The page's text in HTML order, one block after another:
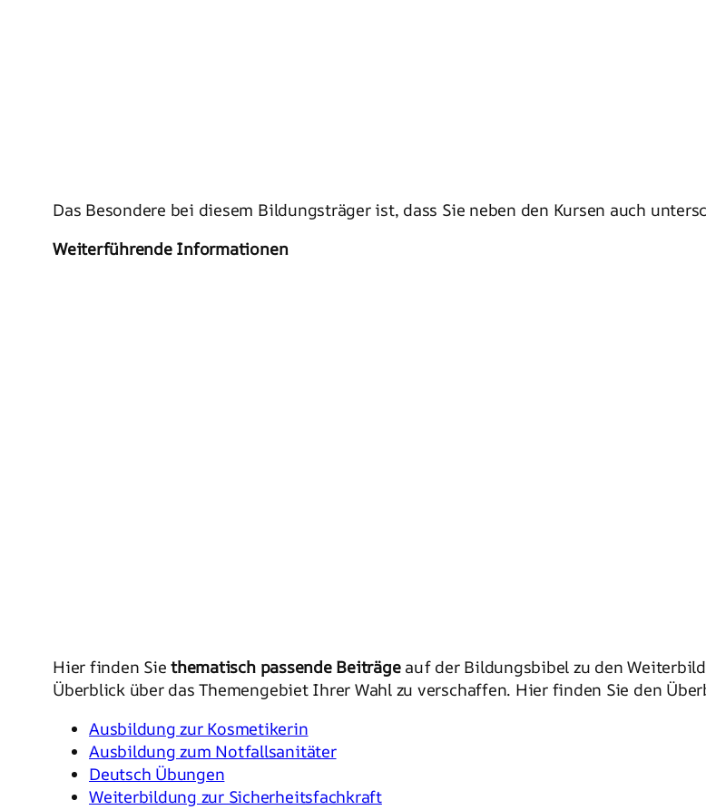
Das Besondere bei diesem Bildungsträger ist, dass Sie neben den Kursen auch
Weiterführende Informationen
Hier finden Siethematisch passende Beiträgeauf der Bildungsbibel zu den
Überblick über das Themengebiet Ihrer Wahl zu verschaffen. Hier finden Sie den
Ausbildung zur Kosmetikerin
Ausbildung zum Notfallsanitäter
Deutsch Übungen
Weiterbildung zur Sicherheitsfachkraft